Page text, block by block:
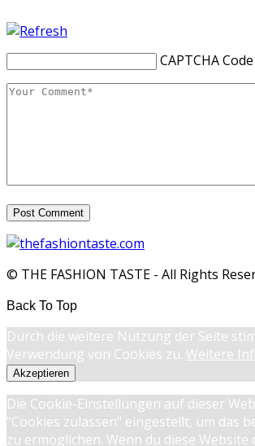
CAPTCHA Code
© THE FASHION TASTE - All Rights
Back To Top
Durch die weitere Nutzung der Seite
Verwendung von Cookies zu. Weitere
Akzeptieren
Die Cookie-Einstellungen auf dieser
"Cookies zulassen" eingestellt, um das
zu ermöglichen. Wenn du diese